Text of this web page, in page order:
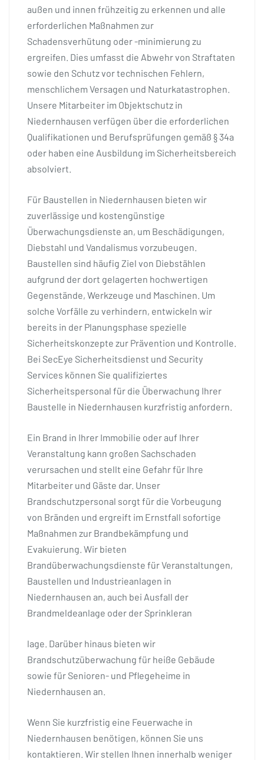
außen und innen frühzeitig zu erkennen und alle
erforderlichen Maßnahmen zur
Schadensverhütung oder -minimierung zu
ergreifen. Dies umfasst die Abwehr von Straftaten
sowie den Schutz vor technischen Fehlern,
menschlichem Versagen und Naturkatastrophen.
Unsere Mitarbeiter im Objektschutz in
Niedernhausen verfügen über die erforderlichen
Qualifikationen und Berufsprüfungen gemäß § 34a
oder haben eine Ausbildung im Sicherheitsbereich
absolviert.
Für Baustellen in Niedernhausen bieten wir
zuverlässige und kostengünstige
Überwachungsdienste an, um Beschädigungen,
Diebstahl und Vandalismus vorzubeugen.
Baustellen sind häufig Ziel von Diebstählen
aufgrund der dort gelagerten hochwertigen
Gegenstände, Werkzeuge und Maschinen. Um
solche Vorfälle zu verhindern, entwickeln wir
bereits in der Planungsphase spezielle
Sicherheitskonzepte zur Prävention und Kontrolle.
Bei SecEye Sicherheitsdienst und Security
Services können Sie qualifiziertes
Sicherheitspersonal für die Überwachung Ihrer
Baustelle in Niedernhausen kurzfristig anfordern.
Ein Brand in Ihrer Immobilie oder auf Ihrer
Veranstaltung kann großen Sachschaden
verursachen und stellt eine Gefahr für Ihre
Mitarbeiter und Gäste dar. Unser
Brandschutzpersonal sorgt für die Vorbeugung
von Bränden und ergreift im Ernstfall sofortige
Maßnahmen zur Brandbekämpfung und
Evakuierung. Wir bieten
Brandüberwachungsdienste für Veranstaltungen,
Baustellen und Industrieanlagen in
Niedernhausen an, auch bei Ausfall der
Brandmeldeanlage oder der Sprinkleran
lage. Darüber hinaus bieten wir
Brandschutzüberwachung für heiße Gebäude
sowie für Senioren- und Pflegeheime in
Niedernhausen an.
Wenn Sie kurzfristig eine Feuerwache in
Niedernhausen benötigen, können Sie uns
kontaktieren. Wir stellen Ihnen innerhalb weniger